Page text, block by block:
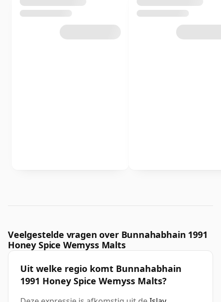
Veelgestelde vragen over Bunnahabhain 1991
Honey Spice Wemyss Malts
Uit welke regio komt Bunnahabhain
1991 Honey Spice Wemyss Malts?